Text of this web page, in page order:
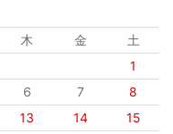
木 金
土
1
6 7
8
13 14
15